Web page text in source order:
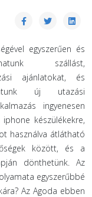
egyszerűen és
szállást,
ajánlatokat, és
új utazási
ingyenesen
készülékekre,
használva átlátható
között, és a
dönthetünk. Az
egyszerűbbé
Az Agoda ebben